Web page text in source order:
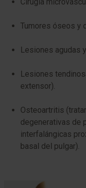
Tumores óseos y
Lesiones agudas
Lesiones
extensor).
Osteoartritis
degenerativas de
interfalángicas
basal del pulgar).